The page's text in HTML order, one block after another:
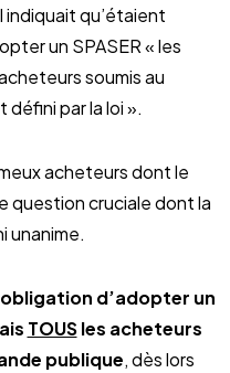
indiquait qu’étaient
un SPASER « les
soumis au
par la loi ».
acheteurs dont le
question cruciale dont la
unanime.
d’adopter un
TOUSles acheteurs
publique, dès lors